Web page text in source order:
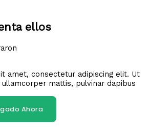
ellos
amet, consectetur adipiscing elit. Ut
mattis, pulvinar dapibus
Ahora